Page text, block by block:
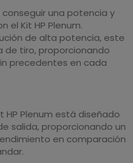
conseguir una potencia y
el Kit HP Plenum.
de alta potencia, este
de tiro, proporcionando
precedentes en cada
HP Plenum está diseñado
salida, proporcionando un
en comparación